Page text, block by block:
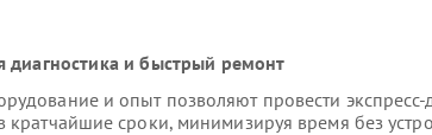
диагностика и быстрый ремонт
и опыт позволяют провести экспресс-
кратчайшие сроки, минимизируя время без